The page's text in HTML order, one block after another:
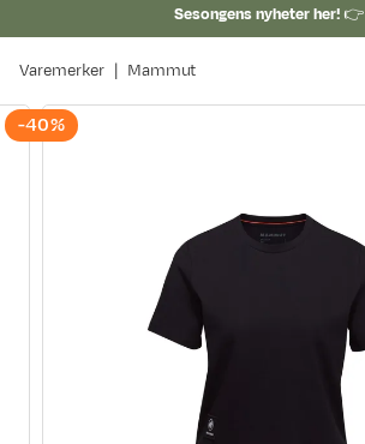
Sesongens nyheter her!👉
Varemerker Mammut
-40%